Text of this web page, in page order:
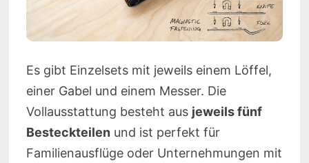
Es gibt Einzelsets mit jeweils einem Löffel,
einer Gabel und einem Messer. Die
Vollausstattung besteht aus jeweils fünf
Besteckteilen und ist perfekt für
Familienausflüge oder Unternehmungen mit